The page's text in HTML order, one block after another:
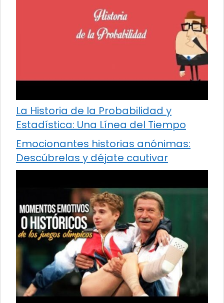
La Historia de la Probabilidad y
Estadística: Una Línea del Tiempo
Emocionantes historias anónimas:
Descúbrelas y déjate cautivar